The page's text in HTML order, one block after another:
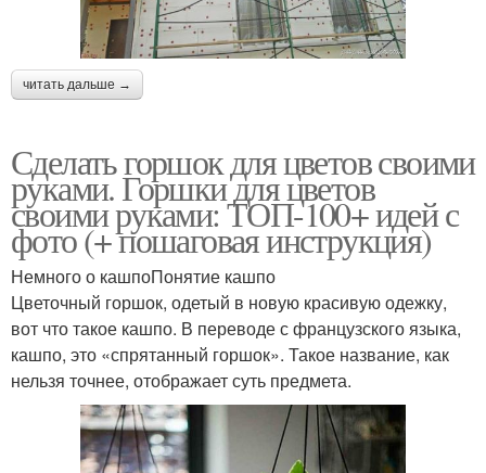
читать дальше →
Сделать горшок для цветов своими
руками. Горшки для цветов
своими руками: ТОП-100+ идей с
фото (+ пошаговая инструкция)
Немного о кашпоПонятие кашпо
Цветочный горшок, одетый в новую красивую одежку,
вот что такое кашпо. В переводе с французского языка,
кашпо, это «спрятанный горшок». Такое название, как
нельзя точнее, отображает суть предмета.